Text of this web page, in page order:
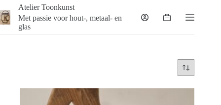
naar
de
inhoud
Atelier Toonkunst
Met passie voor hout-, metaal- en
glas
Winkelwagen